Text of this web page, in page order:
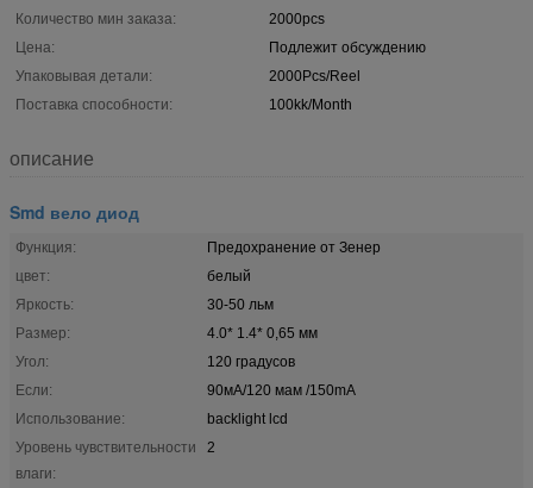
Количество мин заказа:
2000pcs
Цена:
Подлежит обсуждению
Упаковывая детали:
2000Pcs/Reel
Поставка способности:
100kk/Month
описание
Smd вело диод
Функция:
Предохранение от Зенер
цвет:
белый
Яркость:
30-50 льм
Размер:
4.0* 1.4* 0,65 мм
Угол:
120 градусов
Если:
90мА/120 мам /150mA
Использование:
backlight lcd
Уровень чувствительности
влаги:
2